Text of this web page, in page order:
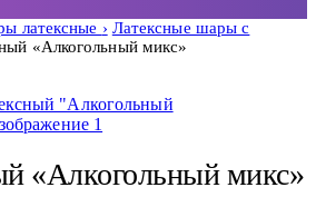
латексные
Латексные шары с
«Алкогольный микс»
«Алкогольный микс»